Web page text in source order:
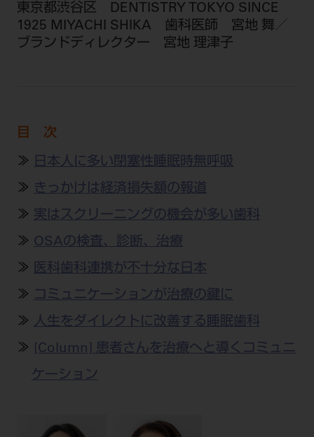
東京都渋谷区 DENTISTRY TOKYO SINCE
1925 MIYACHI SHIKA 歯科医師 宮地 舞／
ブランドディレクター 宮地 理津子
目 次
≫
日本人に多い閉塞性睡眠時無呼吸
≫ きっかけは経済損失額の報道
≫ 実はスクリーニングの機会が多い歯科
≫ OSAの検査、診断、治療
≫
医科歯科連携が不十分な日本
≫ コミュニケーションが治療の鍵に
≫ 人生をダイレクトに改善する睡眠歯科
≫
[Column] 患者さんを治療へと導くコミュニ
ケーション
IT商品
院内ネットワーク関連
中古医療機器
添付文書の電子化
オンラインカタログ InternetDO
モリタ友の会のご案内
モリタ友の会無料会員登録
商品に関するお問い合わせ
モリタに対するご意見・お問い合わせ
商品感動体験
BLOG
Q&A
修理・メンテナンス等
歯科助手
Webセミナー
学会・研究会
歯科開業への道
Start Up チェック
DENTAL OFFICE セレクション
勤務医会員
技工士会員
会員登録
ログイン
高齢者歯科
よくわかる高齢者歯科
pd style
院内ツアー
デンタルマガジン
ビデオライブラリー
DMR（ディーエムアール）
特集
メールマガジンスマイル＋
ビバリーくんの歯科イラスト素材集
ニュース
公式SNS一覧
ビバリーくんLINEスタンプ
ショールーム
愛知
大阪
京都
福岡
Dental Plaza Tokyo
Dental Plaza Tokyo
MDSC
MDSCについて
Digital Seminar
見学予約
メール